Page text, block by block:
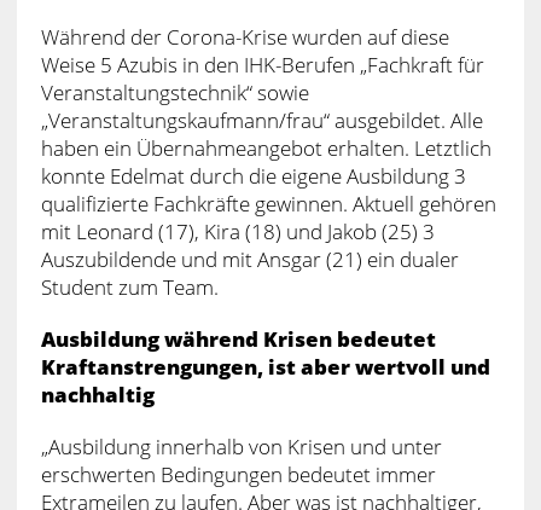
Während der Corona-Krise wurden auf diese
Weise 5 Azubis in den IHK-Berufen „Fachkraft für
Veranstaltungstechnik“ sowie
„Veranstaltungskaufmann/frau“ ausgebildet. Alle
haben ein Übernahmeangebot erhalten. Letztlich
konnte Edelmat durch die eigene Ausbildung 3
qualifizierte Fachkräfte gewinnen. Aktuell gehören
mit Leonard (17), Kira (18) und Jakob (25) 3
Auszubildende und mit Ansgar (21) ein dualer
Student zum Team.
Ausbildung während Krisen bedeutet
Kraftanstrengungen, ist aber wertvoll und
nachhaltig
„Ausbildung innerhalb von Krisen und unter
erschwerten Bedingungen bedeutet immer
Extrameilen zu laufen. Aber was ist nachhaltiger,